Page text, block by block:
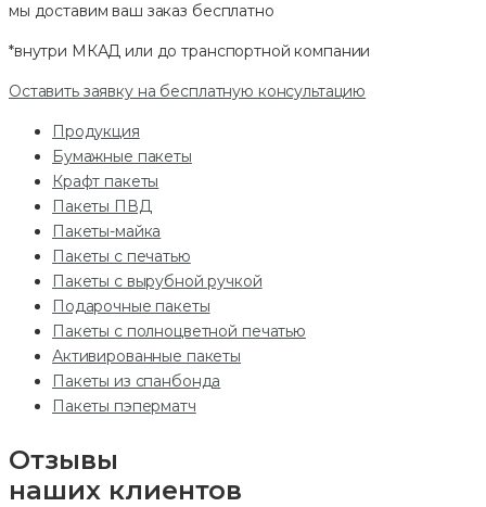
мы доставим ваш заказ бесплатно
*внутри МКАД или до транспортной компании
Оставить заявку на бесплатную консультацию
Продукция
Бумажные пакеты
Крафт пакеты
Пакеты ПВД
Пакеты-майка
Пакеты с печатью
Пакеты с вырубной ручкой
Подарочные пакеты
Пакеты с полноцветной печатью
Активированные пакеты
Пакеты из спанбонда
Пакеты пэперматч
Отзывы
наших клиентов